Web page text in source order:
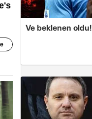
Ve beklenen oldu!